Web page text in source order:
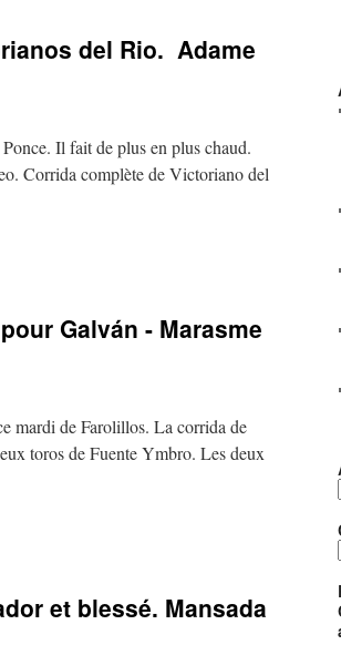
del Rio. Adame
Il fait de plus en plus chaud.
Corrida complète de Victoriano del
Galván - Marasme
mardi de Farolillos. La corrida de
toros de Fuente Ymbro. Les deux
et blessé. Mansada